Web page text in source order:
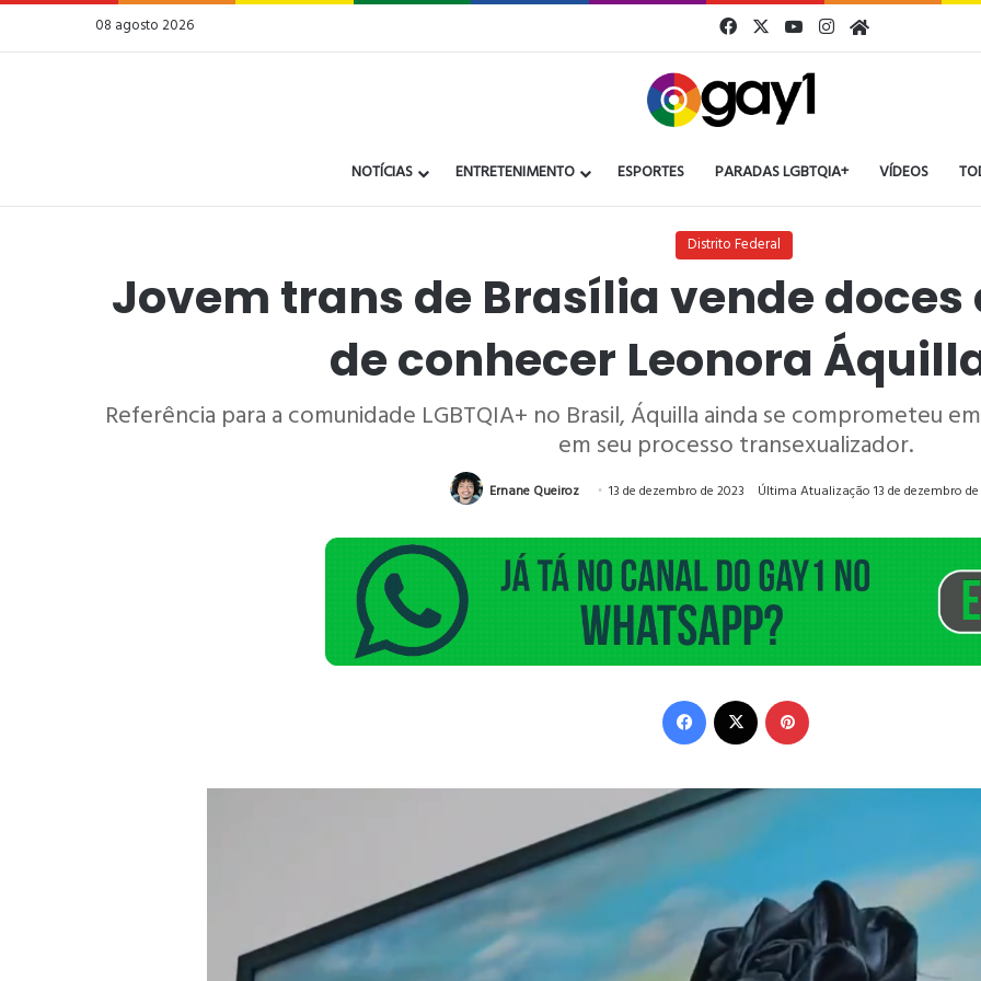
08 agosto 2026 Facebook
X YouTube
Instagram
Gay1
NOTÍCIAS ENTRETENIMENTO ESPORTES PARADAS LGBTQIA+ VÍDEOS
Distrito Federal
Jovem trans de Brasília vende doces
de conhecer Leonora
Referência para a comunidade LGBTQIA+ no Brasil, Áquilla ainda se comprometeu
em seu processo transexualizador.
Ernane Queiroz 13 de dezembro de 2023 Última Atualização 13 de dezembro
Facebook